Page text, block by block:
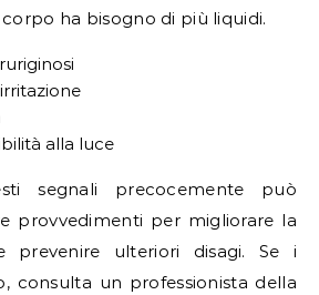
ha bisogno di più liquidi.
alla luce
segnali precocemente può
provvedimenti per migliorare la
prevenire ulteriori disagi. Se i
consulta un professionista della